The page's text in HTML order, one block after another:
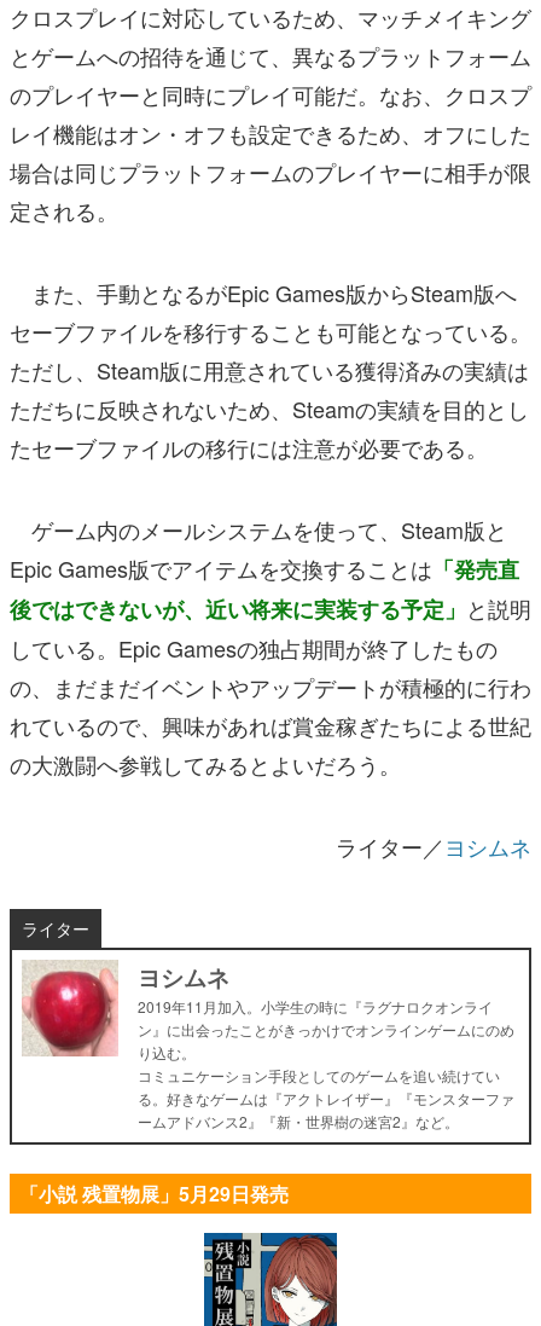
クロスプレイに対応しているため、マッチメイキング
とゲームへの招待を通じて、異なるプラットフォーム
のプレイヤーと同時にプレイ可能だ。なお、クロスプ
レイ機能はオン・オフも設定できるため、オフにした
場合は同じプラットフォームのプレイヤーに相手が限
定される。
また、手動となるがEpic Games版からSteam版へ
セーブファイルを移行することも可能となっている。
ただし、Steam版に用意されている獲得済みの実績は
ただちに反映されないため、Steamの実績を目的とし
たセーブファイルの移行には注意が必要である。
ゲーム内のメールシステムを使って、Steam版と
Epic Games版でアイテムを交換することは 「発売直
後ではできないが、近い将来に実装する予定」 と説明
している。Epic Gamesの独占期間が終了したもの
の、まだまだイベントやアップデートが積極的に行わ
れているので、興味があれば賞金稼ぎたちによる世紀
の大激闘へ参戦してみるとよいだろう。
ライター／ヨシムネ
ライター
ヨシムネ
2019年11月加入。小学生の時に『ラグナロクオンライ
ン』に出会ったことがきっかけでオンラインゲームにのめ
り込む。
コミュニケーション手段としてのゲームを追い続けてい
る。好きなゲームは『アクトレイザー』『モンスターファ
ームアドバンス2』『新・世界樹の迷宮2』など。
「小説 残置物展」5月29日発売